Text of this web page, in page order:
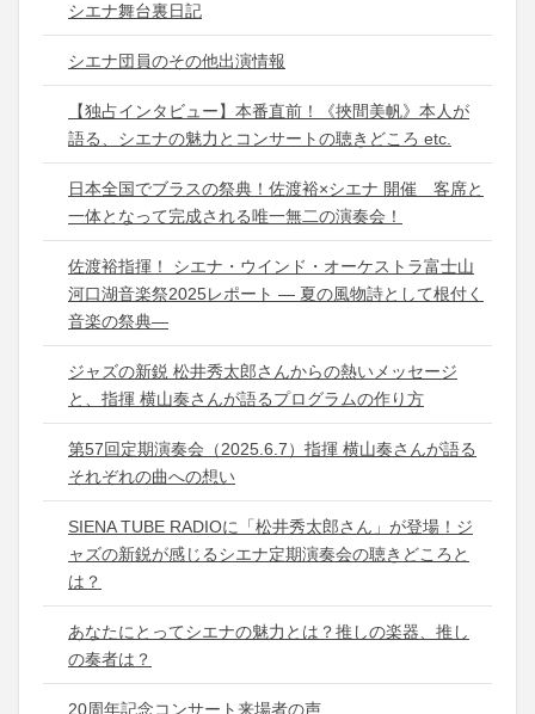
シエナ舞台裏日記
シエナ団員のその他出演情報
【独占インタビュー】本番直前！《挾間美帆》本人が
語る、シエナの魅力とコンサートの聴きどころ etc.
日本全国でブラスの祭典！佐渡裕×シエナ 開催 客席と
一体となって完成される唯一無二の演奏会！
佐渡裕指揮！ シエナ・ウインド・オーケストラ富士山
河口湖音楽祭2025レポート ― 夏の風物詩として根付く
音楽の祭典―
ジャズの新鋭 松井秀太郎さんからの熱いメッセージ
と、指揮 横山奏さんが語るプログラムの作り方
第57回定期演奏会（2025.6.7）指揮 横山奏さんが語る
それぞれの曲への想い
SIENA TUBE RADIOに「松井秀太郎さん」が登場！ジ
ャズの新鋭が感じるシエナ定期演奏会の聴きどころと
は？
あなたにとってシエナの魅力とは？推しの楽器、推し
の奏者は？
20周年記念コンサート来場者の声